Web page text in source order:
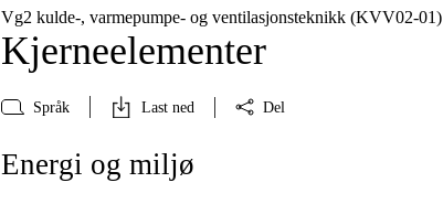
Vg2 kulde-, varmepumpe- og ventilasjonsteknikk (KVV02‑01)
Kjerneelementer
Språk Last ned Del
Energi og miljø